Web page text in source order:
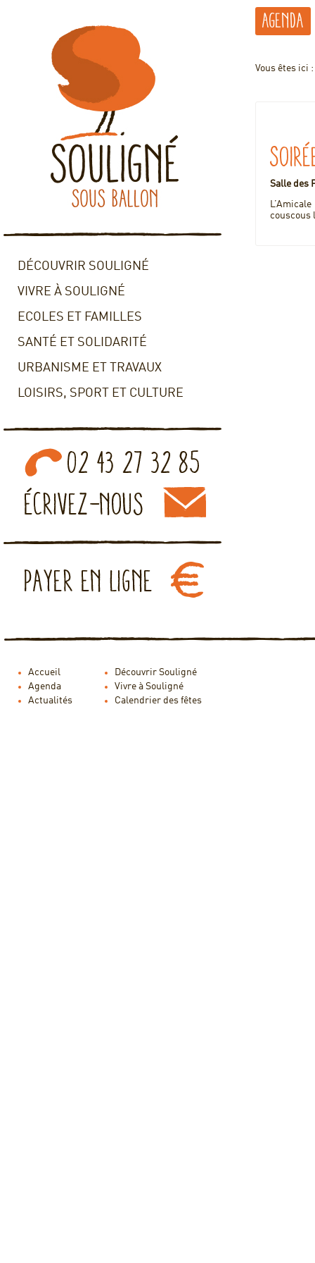
DÉCOUVRIR SOULIGNÉ
VIVRE À SOULIGNÉ
ECOLES ET FAMILLES
SANTÉ ET SOLIDARITÉ
URBANISME ET TRAVAUX
LOISIRS, SPORT ET CULTURE
Agenda
Vous êtes ici :
Salle des
couscous
Accueil
Agenda
Actualités
Découvrir Souligné
Vivre à Souligné
Calendrier des fêtes